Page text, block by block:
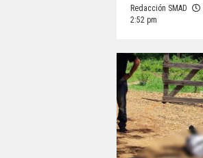
Redacción SMAD
2:52 pm